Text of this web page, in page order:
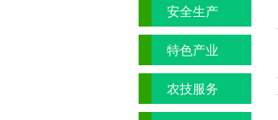
安全生产
特色产业
农技服务